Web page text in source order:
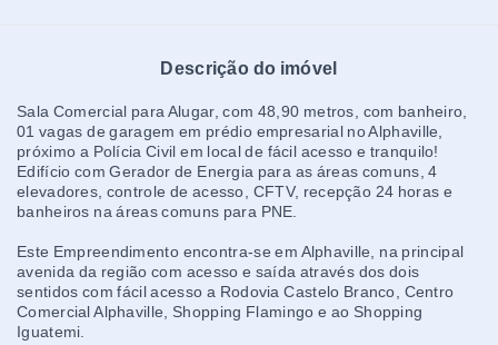
Descrição do imóvel
Sala Comercial para Alugar, com 48,90 metros, com banheiro,
01 vagas de garagem em prédio empresarial no Alphaville,
próximo a Polícia Civil em local de fácil acesso e tranquilo!
Edifício com Gerador de Energia para as áreas comuns, 4
elevadores, controle de acesso, CFTV, recepção 24 horas e
banheiros na áreas comuns para PNE.
Este Empreendimento encontra-se em Alphaville, na principal
avenida da região com acesso e saída através dos dois
sentidos com fácil acesso a Rodovia Castelo Branco, Centro
Comercial Alphaville, Shopping Flamingo e ao Shopping
Iguatemi.